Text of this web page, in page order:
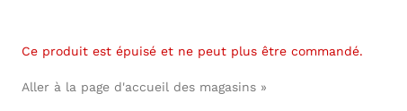
Ce produit est épuisé et ne peut plus être commandé.
Aller à la page d'accueil des magasins »